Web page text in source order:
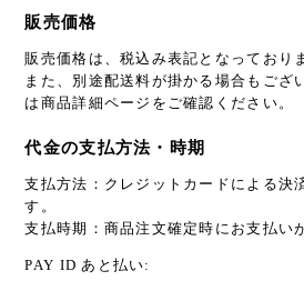
販売価格
販売価格は、税込み表記となっており
また、別途配送料が掛かる場合もござ
は商品詳細ページをご確認ください。
代金の支払方法・時期
支払方法：クレジットカードによる決
す。
支払時期：商品注文確定時にお支払い
PAY ID あと払い: